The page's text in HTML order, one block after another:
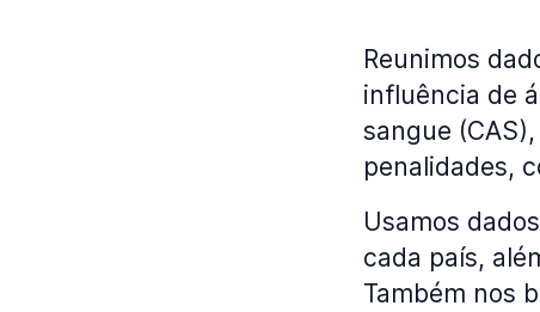
Reunimos
influência de
sangue
penalidades,
Usamos
cada país,
Também nos